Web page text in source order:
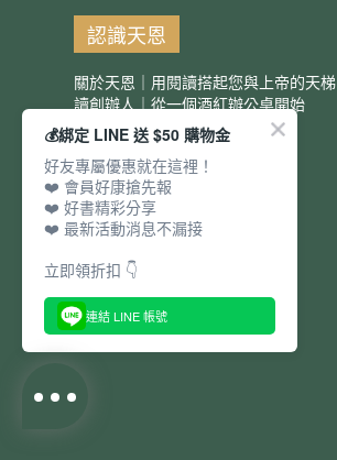
認識天恩
關於天恩｜用閱讀搭起您與上帝的天梯
讀創辦人｜從一個酒紅辦公桌開始
服務項目｜團購優惠
💰綁定 LINE 送 $50 購物金
好友專屬優惠就在這裡！
❤️ 會員好康搶先報
❤️ 好書精彩分享
❤️ 最新活動消息不漏接
立即領折扣 👇
連結 LINE 帳號